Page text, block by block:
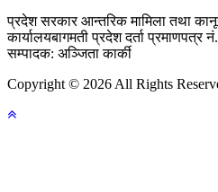
प्रदेश सरकारआन्तरिक मामिला तथा
कार्यालयबागमती प्रदेशदर्ता प्रमाणपत्र
सम्पादक: अञ्जिता कार्की
Copyright © 2026 All Rights